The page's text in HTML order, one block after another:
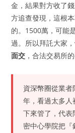
金，結果對方收了
方追查發現，這根
的。1500萬，可能
過。所以拜託大家，
面交 ，合法交易所
資深幣圈從業
年，看過太多
下來管了，代表
密中心學院把